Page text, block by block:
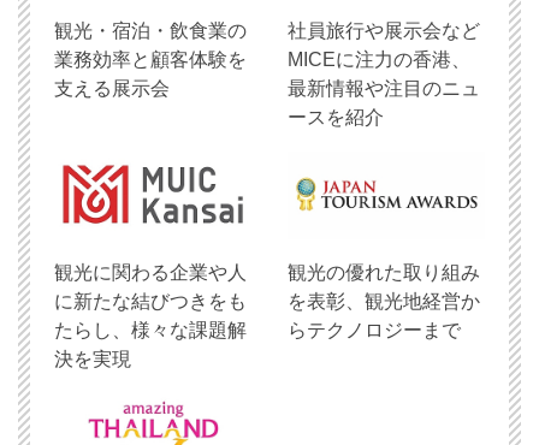
観光・宿泊・飲食業の
業務効率と顧客体験を
支える展示会
社員旅行や展示会など
MICEに注力の香港、
最新情報や注目のニュ
ースを紹介
観光に関わる企業や人
に新たな結びつきをも
たらし、様々な課題解
決を実現
観光の優れた取り組み
を表彰、観光地経営か
らテクノロジーまで